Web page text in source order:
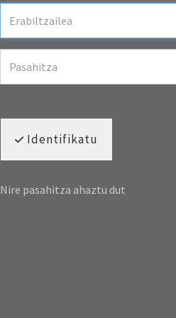
Identifikatu
Nire pasahitza ahaztu dut